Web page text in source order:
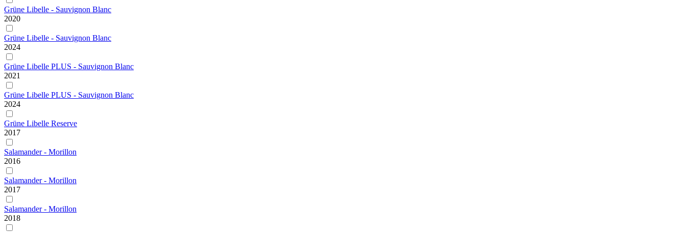
Grüne Libelle - Sauvignon Blanc
2020
Grüne Libelle - Sauvignon Blanc
2024
Grüne Libelle PLUS - Sauvignon Blanc
2021
Grüne Libelle PLUS - Sauvignon Blanc
2024
Grüne Libelle Reserve
2017
Salamander - Morillon
2016
Salamander - Morillon
2017
Salamander - Morillon
2018